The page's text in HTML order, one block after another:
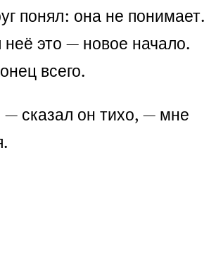
понял: она не понимает.
это — новое начало.
всего.
сказал он тихо, — мне